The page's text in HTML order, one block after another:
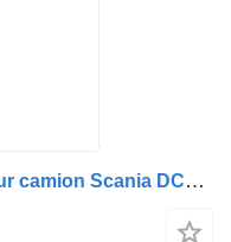
Culasse Chiuloasă 2245533 pour camion Scania DC16 101 2014